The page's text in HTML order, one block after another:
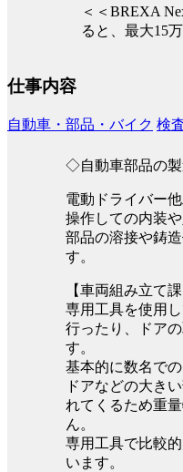
＜＜BREXA
ると、最大15
仕事内容
自動車・部品・バイク 検
◇自動車部品の
電動ドライバー
操作しての内装
部品の溶接や鋳
す。
【車両組み立て課
専用工具を使用
行ったり、ドア
す。
基本的に数名で
ドアなどの大き
れてくるため重
ん。
専用工具で比較
います。